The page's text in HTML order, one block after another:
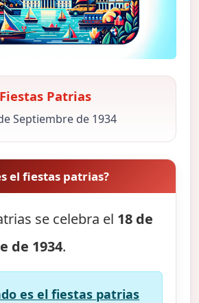
Fiestas Patrias
Septiembre de 1934
el fiestas patrias?
se celebra el 18 de
de 1934.
es el fiestas patrias